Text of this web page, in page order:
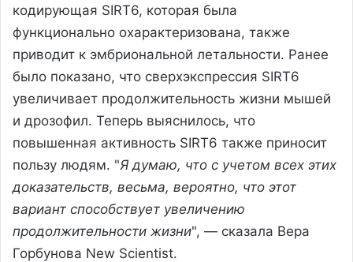
кодирующая SIRT6, которая была
функционально охарактеризована, также
приводит к эмбриональной летальности. Ранее
было показано, что сверхэкспрессия SIRT6
увеличивает продолжительность жизни мышей
и дрозофил. Теперь выяснилось, что
повышенная активность SIRT6 также приносит
пользу людям. "Я думаю, что с учетом всех этих
доказательств, весьма, вероятно, что этот
вариант способствует увеличению
продолжительности жизни", — сказала Вера
Горбунова New Scientist.